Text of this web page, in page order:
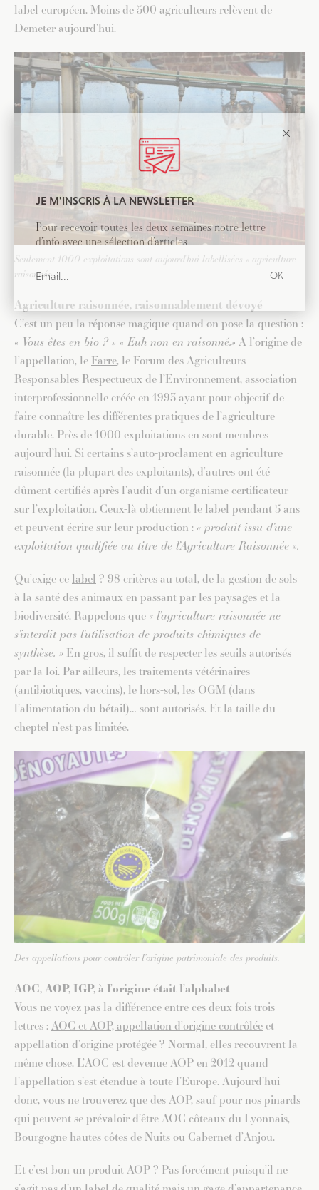
label européen. Moins de 500 agriculteurs relèvent de
Demeter aujourd’hui.
Seulement 1000 exploitations sont aujourd’hui labellisées « agriculture
raisonnée ».
Agriculture raisonnée, raisonnablement dévoyé
C’est un peu la réponse magique quand on pose la question :
« Vous êtes en bio ? » « Euh non en raisonné.» A l’origine de
l’appellation, le Farre, le Forum des Agriculteurs
Responsables Respectueux de l’Environnement, association
interprofessionnelle créée en 1993 ayant pour objectif de
faire connaître les différentes pratiques de l’agriculture
durable. Près de 1000 exploitations en sont membres
aujourd’hui. Si certains s’auto-proclament en agriculture
raisonnée (la plupart des exploitants), d’autres ont été
dûment certifiés après l’audit d’un organisme certificateur
sur l’exploitation. Ceux-là obtiennent le label pendant 5 ans
et peuvent écrire sur leur production : « produit issu d’une
exploitation qualifiée au titre de l’Agriculture Raisonnée ».
Qu’exige ce label ? 98 critères au total, de la gestion de sols
à la santé des animaux en passant par les paysages et la
biodiversité. Rappelons que « l’agriculture raisonnée ne
s’interdit pas l’utilisation de produits chimiques de
synthèse. » En gros, il suffit de respecter les seuils autorisés
par la loi. Par ailleurs, les traitements vétérinaires
(antibiotiques, vaccins), le hors-sol, les OGM (dans
l’alimentation du bétail)… sont autorisés. Et la taille du
cheptel n’est pas limitée.
Des appellations pour contrôler l’origine patrimoniale des produits.
AOC, AOP, IGP, à l’origine était l’alphabet
Vous ne voyez pas la différence entre ces deux fois trois
lettres : AOC et AOP, appellation d’origine contrôléeet
appellation d’origine protégée ? Normal, elles recouvrent la
même chose. L’AOC est devenue AOP en 2012 quand
l’appellation s’est étendue à toute l’Europe. Aujourd’hui
donc, vous ne trouverez que des AOP, sauf pour nos pinards
qui peuvent se prévaloir d’être AOC côteaux du Lyonnais,
Bourgogne hautes côtes de Nuits ou Cabernet d’Anjou.
Et c’est bon un produit AOP ? Pas forcément puisqu’il ne
JE M'INSCRIS À LA NEWSLETTER
Pour recevoir toutes les deux semaines notre lettre
d’info avec une sélection d’articles …